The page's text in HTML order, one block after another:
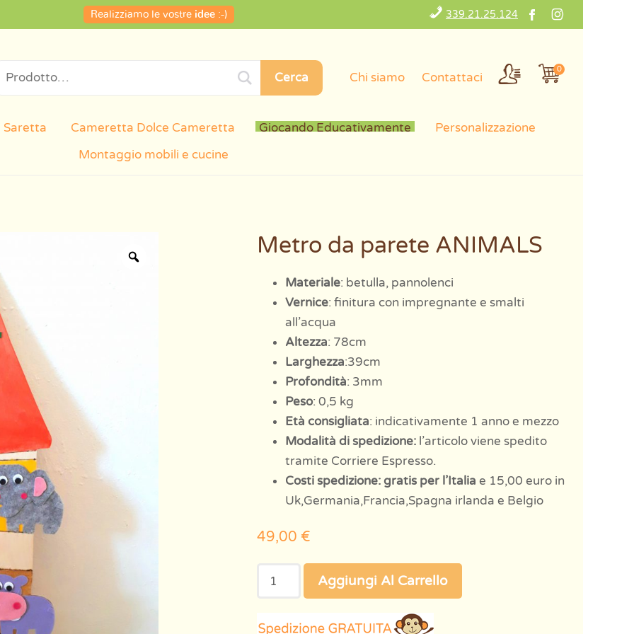
Realizziamo le vostre idee:-) 339.21.25.124
Cerca Chi siamo Contattaci
0
Saretta Cameretta Dolce Cameretta Giocando Educativamente
Personalizzazione
Montaggio mobili e cucine
Metro da parete ANIMALS
Materiale: betulla, pannolenci
Vernice: finitura con impregnante e smalti
all’acqua
Altezza: 78cm
Larghezza:39cm
Profondità: 3mm
Peso: 0,5 kg
Età consigliata: indicativamente 1 anno e mezzo
Modalità di spedizione: l’articolo viene spedito
tramite Corriere Espresso.
Costi spedizione: gratis per l’Italia e 15,00 euro in
Uk,Germania,Francia,Spagna irlanda e Belgio
49,00 €
Aggiungi Al Carrello